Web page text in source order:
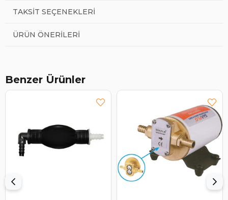
TAKSIT SEÇENEKLERI
ÜRÜN ÖNERILERI
Benzer Ürünler